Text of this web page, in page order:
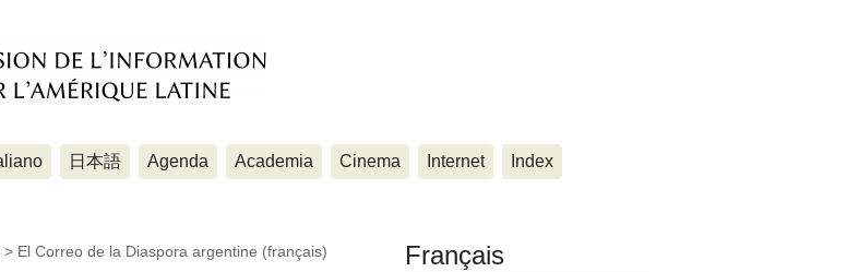
日本語 Agenda Academia Cinema Internet Index
> El Correo de la Diaspora argentine (français) Français